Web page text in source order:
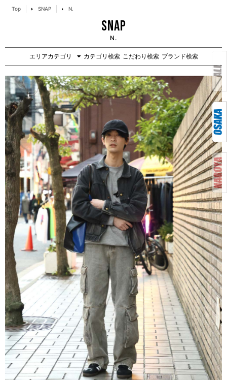
Top SNAP N.
SNAP
N.
エリアカテゴリ カテゴリ検索 こだわり検索 ブランド検索